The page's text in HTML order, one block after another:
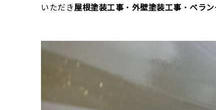
いただき屋根塗装工事・ 外壁塗装工事・ ベラ